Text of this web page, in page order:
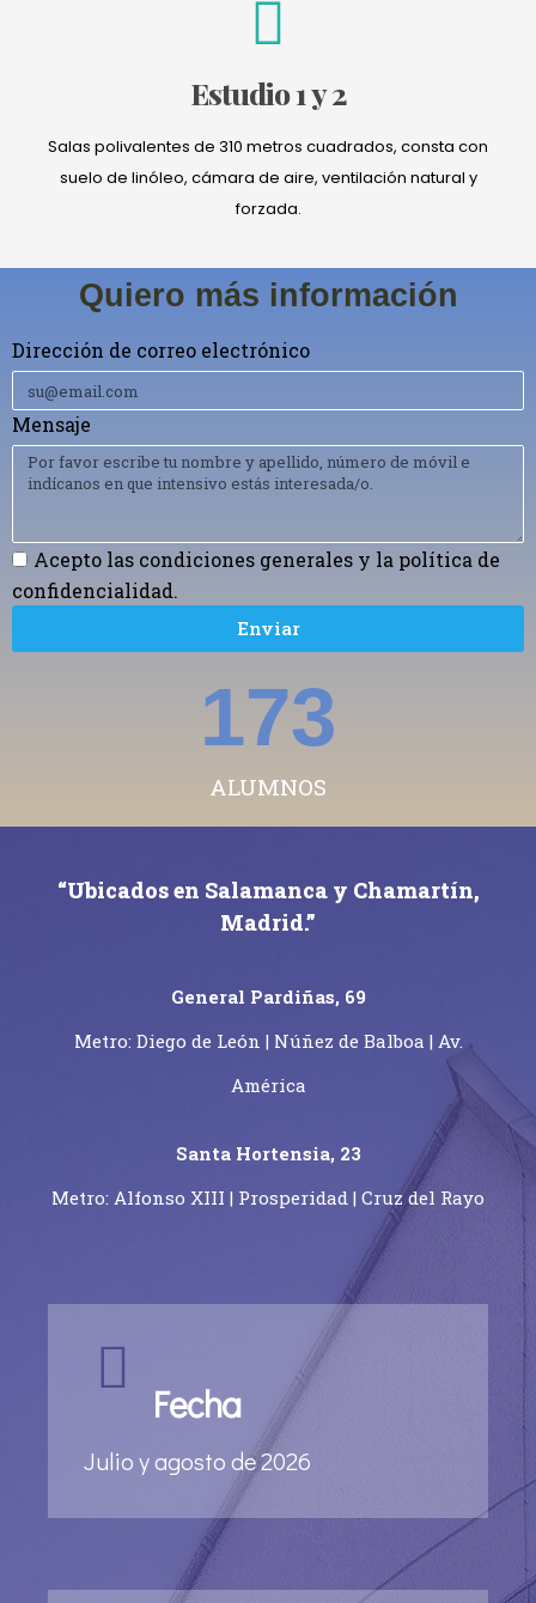
Estudio 1 y 2
Salas polivalentes de 310 metros cuadrados, consta con
suelo de linóleo, cámara de aire, ventilación natural y
forzada.
Quiero más información
Dirección de correo electrónico
Mensaje
Acepto las condiciones generales y la política de
confidencialidad.
Enviar
ALUMNOS
244
“Ubicados en Salamanca y Chamartín,
Madrid.”
General Pardiñas, 69
Metro: Diego de León | Núñez de Balboa | Av.
América
Santa Hortensia, 23
Metro: Alfonso XIII | Prosperidad | Cruz del Rayo
Fecha
Julio y agosto de 2026